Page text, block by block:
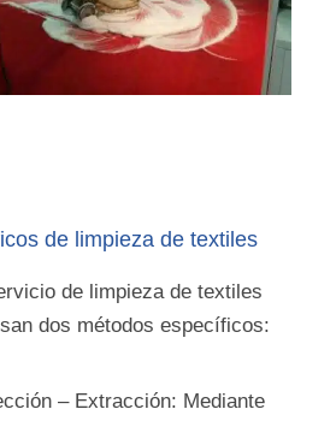
de limpieza de textiles
de limpieza de textiles
dos métodos específicos:
– Extracción: Mediante